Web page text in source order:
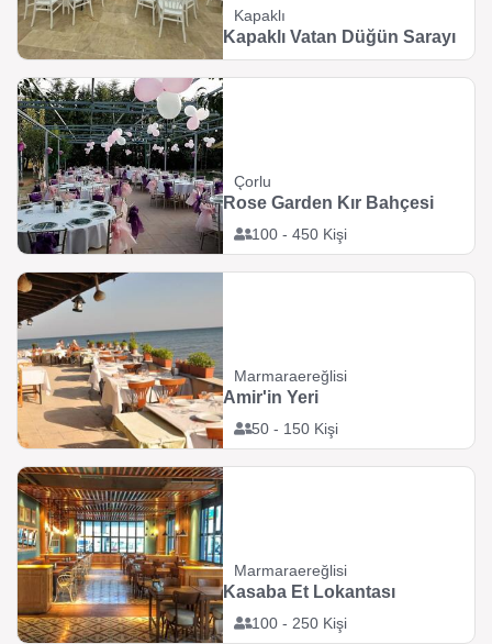
Kapaklı
Kapaklı Vatan Düğün Sarayı
Çorlu
100 - 450 Kişi
Rose Garden Kır Bahçesi
Marmaraereğlisi
50 - 150 Kişi
Amir'in Yeri
Marmaraereğlisi
100 - 250 Kişi
Kasaba Et Lokantası